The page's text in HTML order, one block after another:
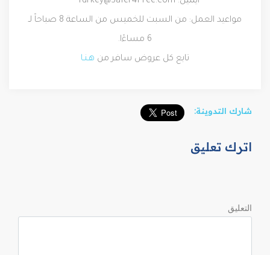
مواعيد العمل: من السبت للخميس من الساعة 8 صباحاً لـ
6 مساءًا.
تابع كل عروض سافر من هـنـا
شارك التدوينة:
اترك تعليق
التعليق